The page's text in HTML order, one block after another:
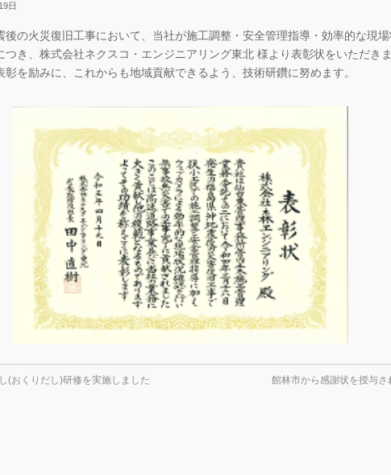
日
の火災復旧工事において、当社が施工調整・安全管理指導・効率的な現
つき、株式会社ネクスコ・エンジニアリング東北 様より表彰状をいただきま
彰を励みに、これからも地域貢献できるよう、技術研鑽に努めます。
(おくりだし)研修を実施しました 館林市から感謝状を授与さ